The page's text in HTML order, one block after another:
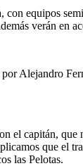
equipos
verán en
Alejandro
el capitán,
que el
las Pelotas.